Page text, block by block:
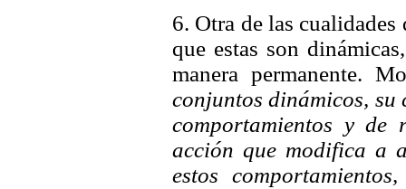
6. Otra de las cualidades
que estas son
manera permanente.
conjuntos dinámicos,
comportamientos y de
acción que modifica a
estos